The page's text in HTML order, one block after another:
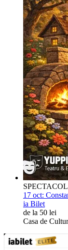
SPECTACOL
17 oct:
ia Bilet
de la 50 lei
Casa de